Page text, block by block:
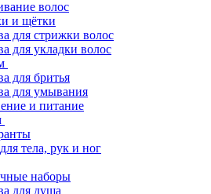
волос
и щётки
для стрижки волос
для укладки волос
для бритья
для умывания
и питание
тела, рук и ног
наборы
для душа